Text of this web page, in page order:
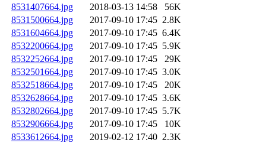
8531407664.jpg
2018-03-13 14:58
56K
8531500664.jpg
2017-09-10 17:45 2.8K
8531604664.jpg
2017-09-10 17:45 6.4K
8532200664.jpg
2017-09-10 17:45 5.9K
8532252664.jpg
2017-09-10 17:45
29K
8532501664.jpg
2017-09-10 17:45 3.0K
8532518664.jpg
2017-09-10 17:45
20K
8532628664.jpg
2017-09-10 17:45 3.6K
8532802664.jpg
2017-09-10 17:45 5.7K
8532906664.jpg
2017-09-10 17:45
10K
8533612664.jpg
2019-02-12 17:40 2.3K